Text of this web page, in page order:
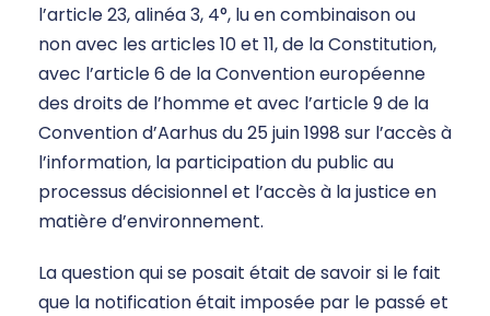
l’article 23, alinéa 3, 4°, lu en combinaison ou
non avec les articles 10 et 11, de la Constitution,
avec l’article 6 de la Convention européenne
des droits de l’homme et avec l’article 9 de la
Convention d’Aarhus du 25 juin 1998 sur l’accès à
l’information, la participation du public au
processus décisionnel et l’accès à la justice en
matière d’environnement.
La question qui se posait était de savoir si le fait
que la notification était imposée par le passé et